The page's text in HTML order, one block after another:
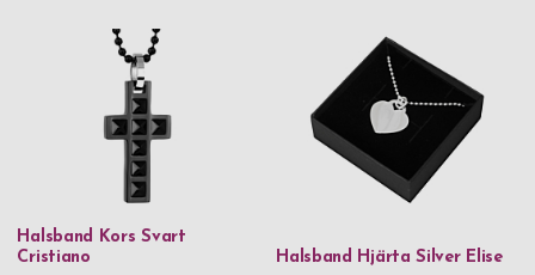
Halsband Kors Svart
Cristiano
Halsband Hjärta Silver Elise